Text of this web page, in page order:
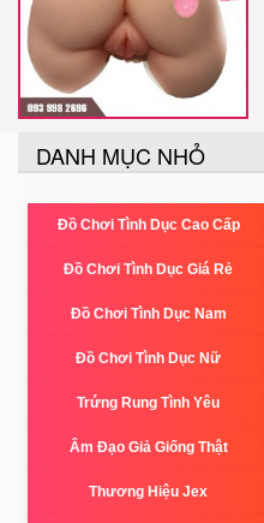
DANH MỤC NHỎ
Đồ Chơi Tình Dục Cao Cấp
Đồ Chơi Tình Dục Giá Rẻ
Đồ Chơi Tình Dục Nam
Đồ Chơi Tình Dục Nữ
Trứng Rung Tình Yêu
Âm Đạo Giả Giống Thật
Thương Hiệu Jex